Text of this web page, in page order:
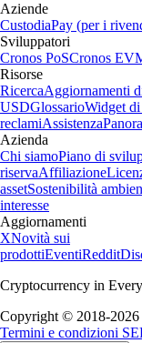
Aziende
CustodiaPay (per i
Sviluppatori
Cronos PoSCronos
Risorse
RicercaAggiornamenti
USDGlossarioWidget
reclamiAssistenza
Azienda
Chi siamoPiano di
riservaAffiliazione
assetSostenibilità
interesse
Aggiornamenti
XNovità sui
prodottiEventiReddit
Cryptocurrency in
Copyright © 2018-
Termini e condizioni